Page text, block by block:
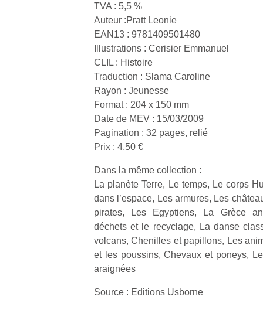
TVA : 5,5 %
Auteur :Pratt Leonie
EAN13 : 9781409501480
Illustrations : Cerisier Emmanuel
CLIL : Histoire
Traduction : Slama Caroline
Rayon : Jeunesse
Format : 204 x 150 mm
Date de MEV : 15/03/2009
Pagination : 32 pages, relié
Prix : 4,50 €
Dans la même collection :
La planète Terre, Le temps, Le corps
dans l’espace, Les armures, Les
pirates, Les Egyptiens, La Grèce
déchets et le recyclage, La danse
volcans, Chenilles et papillons, Les
et les poussins, Chevaux et poneys,
araignées
Source : Editions Usborne
NextGen,
nouvelle
trottinette
mécanique
enfants
débordent
Varier les
trampolines
pour les
grands et
les petits !
Durant les
vacances
estivales
et avec le